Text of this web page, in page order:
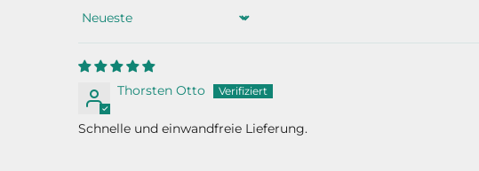
Sort by
Thorsten Otto
Schnelle und einwandfreie Lieferung.